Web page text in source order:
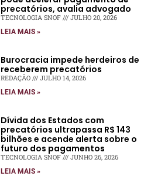
precatórios, avalia advogado
TECNOLOGIA SNOF JULHO 20, 2026
LEIA MAIS »
Burocracia impede herdeiros de
receberem precatórios
REDAÇÃO JULHO 14, 2026
LEIA MAIS »
Dívida dos Estados com
precatórios ultrapassa R$ 143
bilhões e acende alerta sobre o
futuro dos pagamentos
TECNOLOGIA SNOF JUNHO 26, 2026
LEIA MAIS »